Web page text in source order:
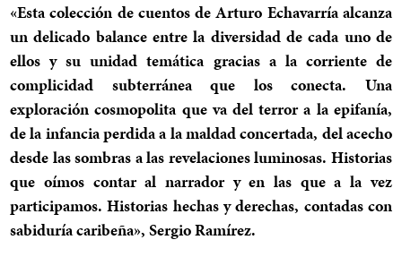
«Esta colección de cuentos de Arturo Echavarría alcanza
un delicado balance entre la diversidad de cada uno de
ellos y su unidad temática gracias a la corriente de
complicidad subterránea que los conecta. Una
exploración cosmopolita que va del terror a la epifanía,
de la infancia perdida a la maldad concertada, del acecho
desde las sombras a las revelaciones luminosas. Historias
que oímos contar al narrador y en las que a la vez
participamos. Historias hechas y derechas, contadas con
sabiduría caribeña», Sergio Ramírez.